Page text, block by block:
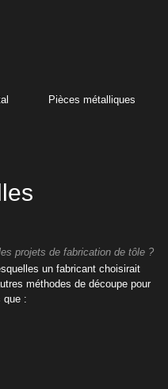
Pièces métalliques
projets de fabrication de tôle ?
un fabricant choisirait
méthodes de découpe pour
que :